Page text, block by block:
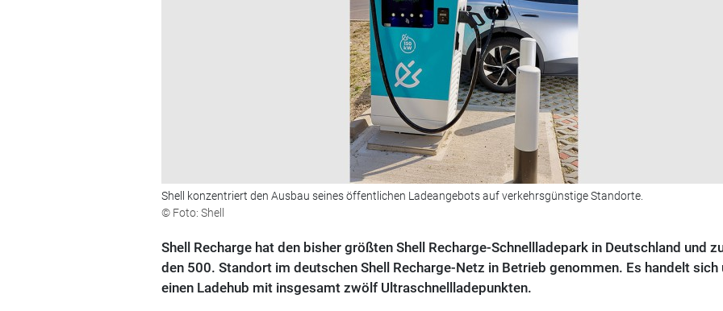
Shell konzentriert den Ausbau seines öffentlichen Ladeangebots auf verkehrsgünstige Standorte.
© Foto: Shell
Shell Recharge hat den bisher größten Shell Recharge-Schnellladepark in Deutschland und
den 500. Standort im deutschen Shell Recharge-Netz in Betrieb genommen. Es handelt sich
einen Ladehub mit insgesamt zwölf Ultraschnellladepunkten.